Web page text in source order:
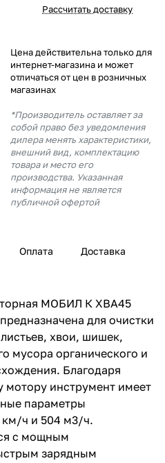
Рассчитать доставку
Цена действительна только для
интернет-магазина и может
отличаться от цен в розничных
магазинах
*Производитель оставляет за
собой право без уведомления
дилера менять характеристики,
внешний вид, комплектацию
товара и место его
производства. Указанная
информация не является
публичной офертой
Оплата Доставка
МОБИЛ К XBA45
для очистки
хвои, шишек,
мусора органического и
Благодаря
инструмент имеет
параметры
км/ч и 504 м3/ч.
с мощным
зарядным
банка
будут
карты
25
раз в 2
вопросы?
02-51